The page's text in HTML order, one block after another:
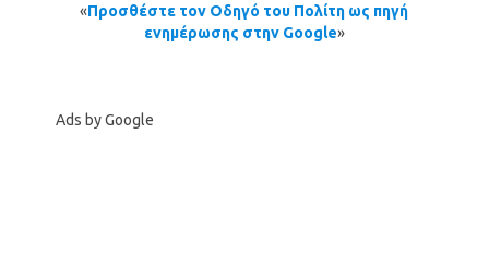
«Προσθέστε τον Οδηγό του Πολίτη ως πηγή
ενημέρωσης στην Google»
Ads by Google